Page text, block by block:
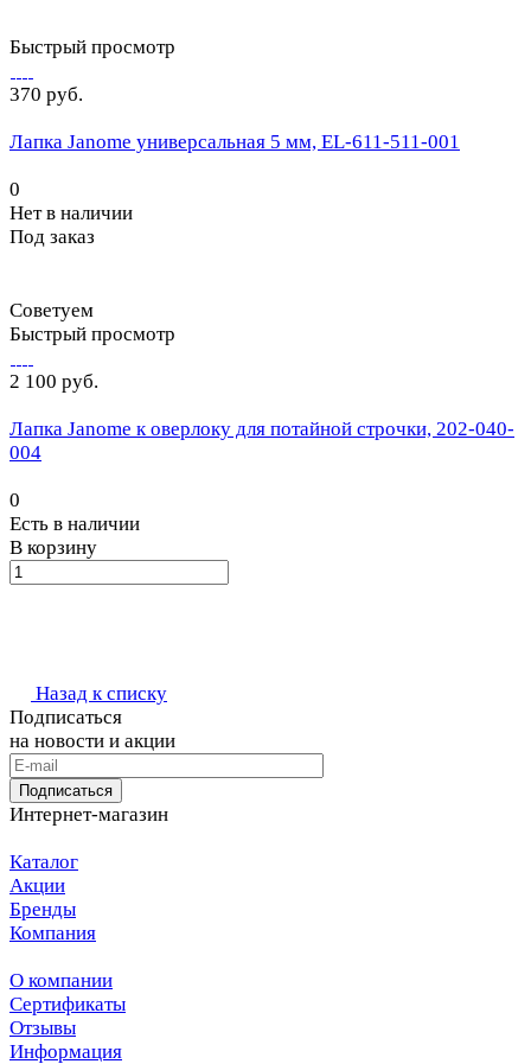
Быстрый просмотр
370 руб.
Лапка Janome универсальная 5 мм, EL-611-511-001
0
Нет в наличии
Под заказ
Советуем
Быстрый просмотр
2 100 руб.
Лапка Janome к оверлоку для потайной строчки, 202-040-
004
0
Есть в наличии
В корзину
Назад к списку
Подписаться
на новости и акции
Подписаться
Интернет-магазин
Каталог
Акции
Бренды
Компания
О компании
Сертификаты
Отзывы
Информация